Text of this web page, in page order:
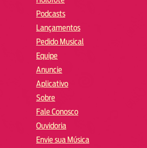
Podcasts
Lançamentos
Pedido Musical
Equipe
Anuncie
Aplicativo
Sobre
Fale Conosco
Ouvidoria
Envie sua Música